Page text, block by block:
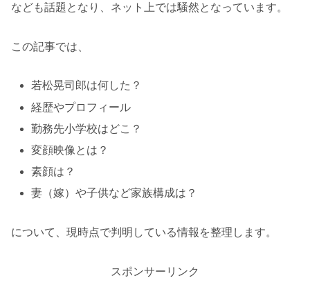
なども話題となり、ネット上では騒然となっています。
この記事では、
若松晃司郎は何した？
経歴やプロフィール
勤務先小学校はどこ？
変顔映像とは？
素顔は？
妻（嫁）や子供など家族構成は？
について、現時点で判明している情報を整理します。
スポンサーリンク